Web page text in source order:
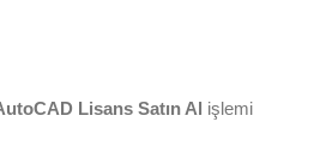
Lisans Satın Al işlemi